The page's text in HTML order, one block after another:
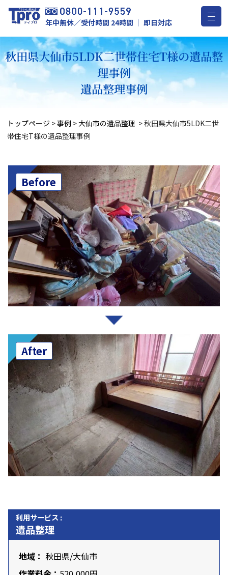
年中無休／受付時間 24時間 ｜ 即日対応
秋田県大仙市5LDK二世帯住宅T様の遺品整
理事例
遺品整理事例
トップページ >事例 >大仙市の遺品整理 >秋田県大仙市5LDK二世
帯住宅T様の遺品整理事例
Before
After
利用サービス :
遺品整理
地域： 秋田県/大仙市